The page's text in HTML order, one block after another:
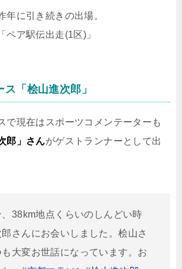
年に引き続きの出場。
ペア駅伝出走(1区)」
「桧山進次郎」
で現在はスポーツコメンテーターも
郎」さんがゲストランナーとして出
38km地点くらいのしんどい時
さんにお会いしました。桧山さ
大変お世話になっています。お